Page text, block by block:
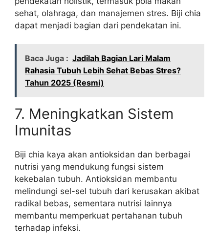
sehat, olahraga, dan manajemen stres. Biji chia
dapat menjadi bagian dari pendekatan ini.
Baca Juga : Jadilah Bagian Lari Malam
Rahasia Tubuh Lebih Sehat Bebas Stres?
Tahun 2025 (Resmi)
7. Meningkatkan Sistem
Imunitas
Biji chia kaya akan antioksidan dan berbagai
nutrisi yang mendukung fungsi sistem
kekebalan tubuh. Antioksidan membantu
melindungi sel-sel tubuh dari kerusakan akibat
radikal bebas, sementara nutrisi lainnya
membantu memperkuat pertahanan tubuh
terhadap infeksi.